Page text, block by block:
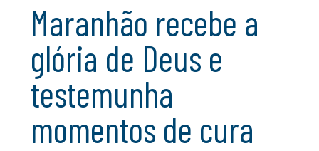
Maranhão recebe a
glória de Deus e
testemunha
momentos de cura